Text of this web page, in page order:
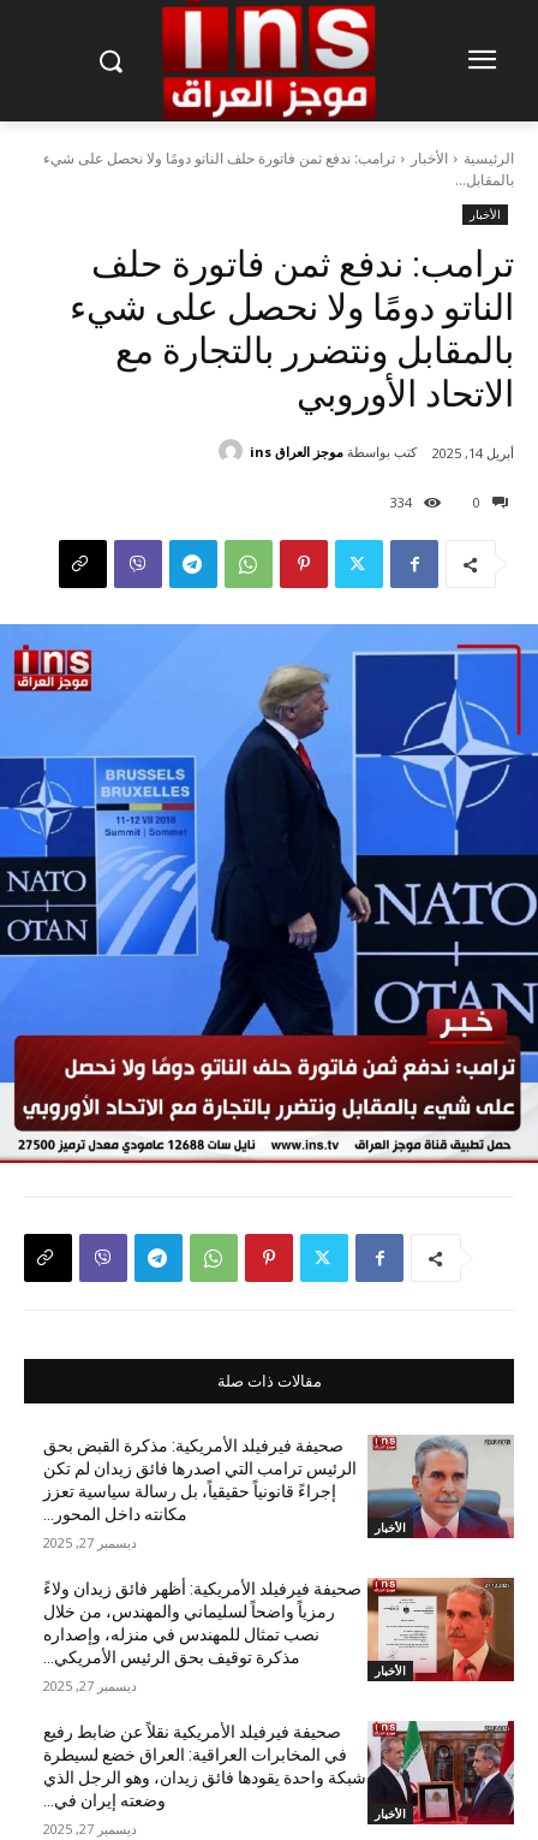
الرئيسية الأخبار
ترامب: ندفع ثمن فاتورة حلف الناتو دومًا ولا نحصل على شيء
بالمقابل...
الأخبار
ترامب: ندفع ثمن فاتورة حلف
الناتو دومًا ولا نحصل على شيء
بالمقابل ونتضرر بالتجارة مع
الاتحاد الأوروبي
0
334
أبريل 14, 2025 كتب بواسطة موجز العراق ins
مقالات ذات صلة
الأخبار
صحيفة فيرفيلد الأمريكية: مذكرة القبض بحق
الرئيس ترامب التي اصدرها فائق زيدان لم تكن
إجراءً قانونياً حقيقياً، بل رسالة سياسية تعزز
مكانته داخل المحور...
ديسمبر 27, 2025
الأخبار
صحيفة فيرفيلد الأمريكية: أظهر فائق زيدان ولاءً
رمزياً واضحاً لسليماني والمهندس، من خلال
نصب تمثال للمهندس في منزله، وإصداره
مذكرة توقيف بحق الرئيس الأمريكي...
ديسمبر 27, 2025
الأخبار
صحيفة فيرفيلد الأمريكية نقلاً عن ضابط رفيع
في المخابرات العراقية: العراق خضع لسيطرة
شبكة واحدة يقودها فائق زيدان، وهو الرجل الذي
وضعته إيران في...
ديسمبر 27, 2025